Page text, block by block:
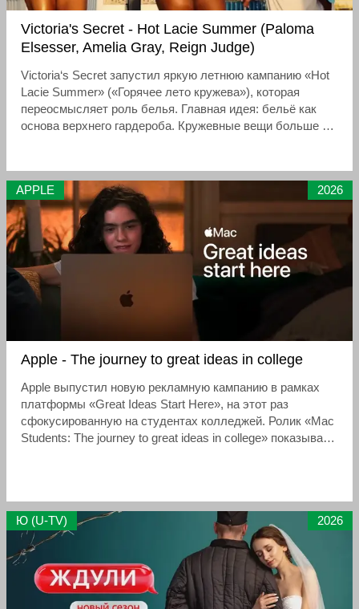
Victoria's Secret - Hot Lacie Summer (Paloma
Elsesser, Amelia Gray, Reign Judge)
Victoria‘s Secret запустил яркую летнюю кампанию «Hot
Lacie Summer» («Горячее лето кружева»), которая
переосмысляет роль белья. Главная идея: бельё как
основа верхнего гардероба. Кружевные вещи больше не
APPLE
2026
Apple - The journey to great ideas in college
Apple выпустил новую рекламную кампанию в рамках
платформы «Great Ideas Start Here», на этот раз
сфокусированную на студентах колледжей. Ролик «Mac
Students: The journey to great ideas in college» показывает
Ю (U-TV) 2026